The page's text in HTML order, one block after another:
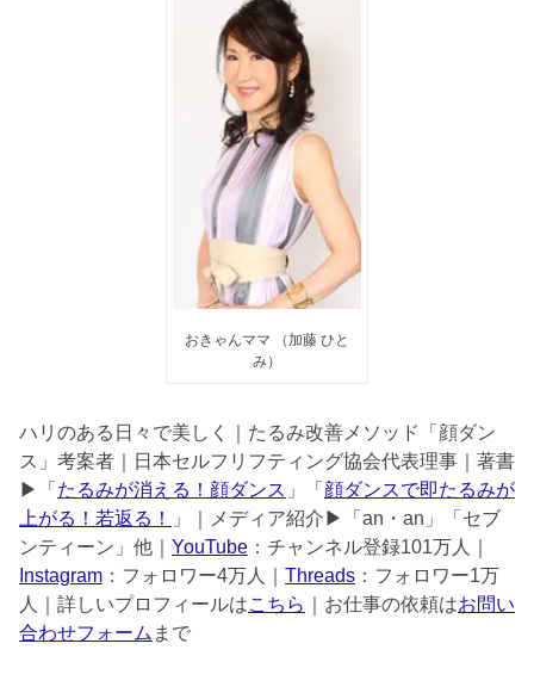
おきゃんママ （加藤 ひと
み）
ハリのある日々で美しく｜たるみ改善メソッド「顔ダン
ス」考案者｜日本セルフリフティング協会代表理事｜著書
▶︎「 たるみが消える！顔ダンス 」「 顔ダンスで即たるみが
上がる！若返る！
」｜メディア紹介▶︎「an・an」「セブ
ンティーン」他｜ YouTube ：チャンネル登録101万人｜
Instagram ：フォロワー4万人｜ Threads ：フォロワー1万
人｜詳しいプロフィールはこちら ｜お仕事の依頼はお問い
合わせフォーム まで